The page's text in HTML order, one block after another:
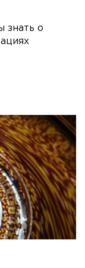
знать о